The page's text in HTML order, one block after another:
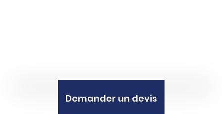
Demander un devis